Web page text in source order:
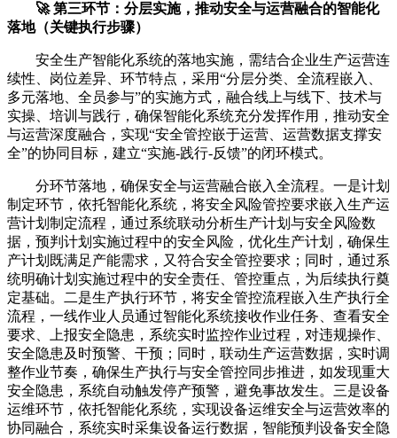
🚀 第三环节：分层实施，推动安全与运营融合的智能化
落地（关键执行步骤）
安全生产智能化系统的落地实施，需结合企业生产运营连
续性、岗位差异、环节特点，采用“分层分类、全流程嵌入、
多元落地、全员参与”的实施方式，融合线上与线下、技术与
实操、培训与践行，确保智能化系统充分发挥作用，推动安全
与运营深度融合，实现“安全管控嵌于运营、运营数据支撑安
全”的协同目标，建立“实施-践行-反馈”的闭环模式。
分环节落地，确保安全与运营融合嵌入全流程。一是计划
制定环节，依托智能化系统，将安全风险管控要求嵌入生产运
营计划制定流程，通过系统联动分析生产计划与安全风险数
据，预判计划实施过程中的安全风险，优化生产计划，确保生
产计划既满足产能需求，又符合安全管控要求；同时，通过系
统明确计划实施过程中的安全责任、管控重点，为后续执行奠
定基础。二是生产执行环节，将安全管控流程嵌入生产执行全
流程，一线作业人员通过智能化系统接收作业任务、查看安全
要求、上报安全隐患，系统实时监控作业过程，对违规操作、
安全隐患及时预警、干预；同时，联动生产运营数据，实时调
整作业节奏，确保生产执行与安全管控同步推进，如发现重大
安全隐患，系统自动触发停产预警，避免事故发生。三是设备
运维环节，依托智能化系统，实现设备运维安全与运营效率的
协同融合，系统实时采集设备运行数据，智能预判设备安全隐